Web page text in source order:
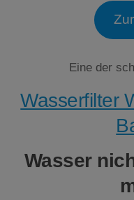
Eine der
Wasserfilter
Wasser